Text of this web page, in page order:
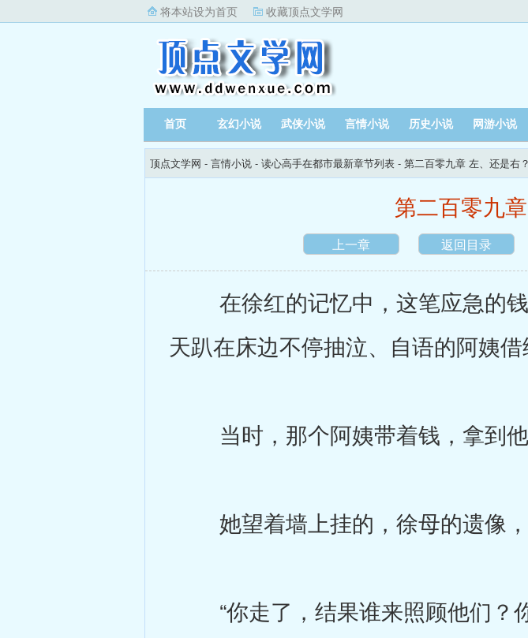
将本站设为首页 收藏顶点文学网
首页 玄幻小说 武侠小说 言情小说 历史小说 网游小说
顶点文学网 - 言情小说 - 读心高手在都市最新章节列表 - 第二百零九章 左、还是右？
第二百零九
上一章 返回目录
在徐红的记忆中，这笔应急的钱
天趴在床边不停抽泣、自语的阿姨借
当时，那个阿姨带着钱，拿到他
她望着墙上挂的，徐母的遗像，
“你走了，结果谁来照顾他们？